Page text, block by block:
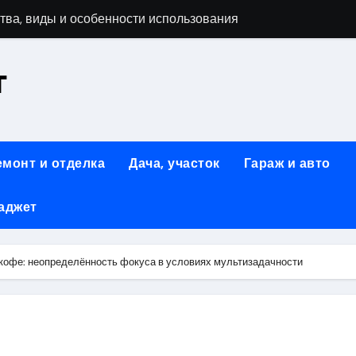
виды и особенности использования
помощник при ремонтных работах
к Успешному Реализации Ваших Идей
и практичность
Дома: Экологичность и Практичность
и отделка Дача, участок Гараж и авто
неопределённость фокуса в условиях мультизадачности